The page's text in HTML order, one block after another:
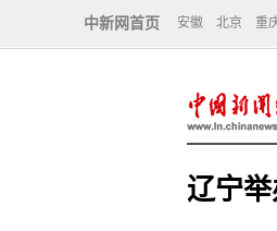
中新网首页 安徽 北京 重
辽宁